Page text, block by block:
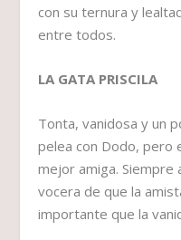
con su ternura y
entre todos.
LA GATA PRISCILA
Tonta, vanidosa y un
pelea con Dodo, pero
mejor amiga. Siempre
vocera de que la
importante que la